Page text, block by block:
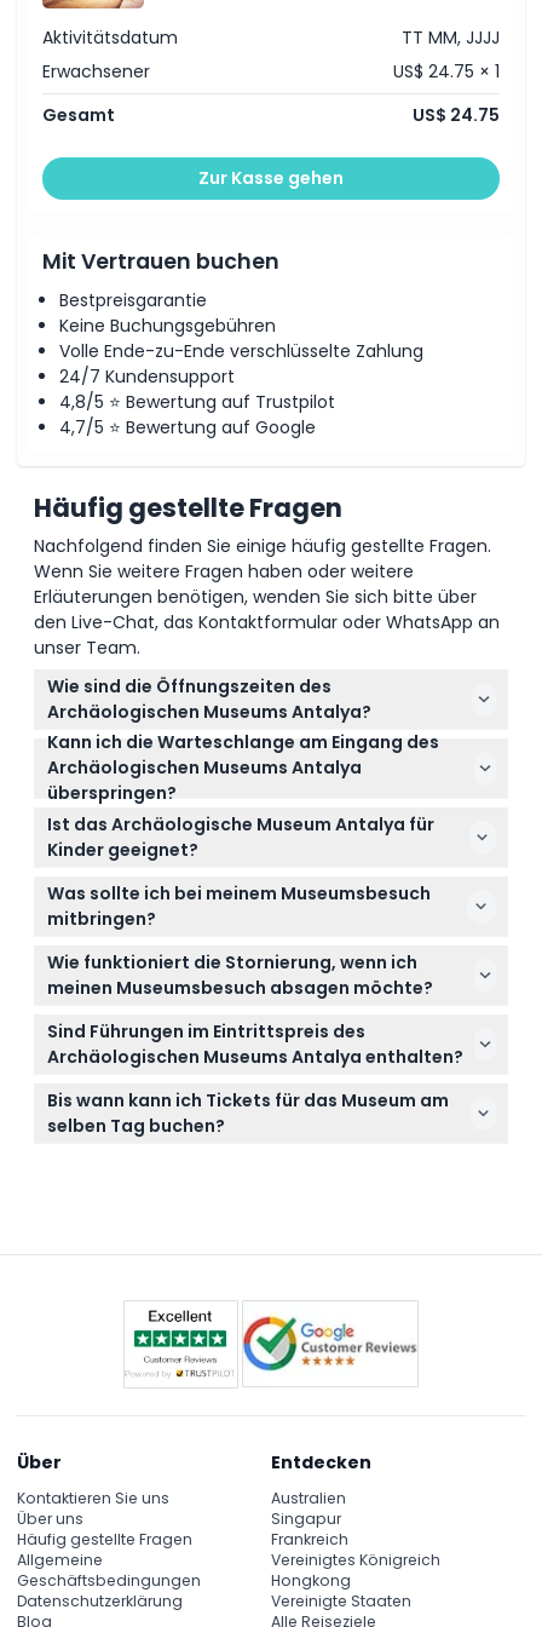
Richtlinie für Kinder und Erwachsene
Ausschlüsse
Öffnungszeiten
Ort
So lösen Sie ein
Aktivitätsdatum
TT MM, JJJJ
Erwachsener
US$ 24.75 × 1
Gesamt
US$ 24.75
Zur Kasse gehen
Mit Vertrauen buchen
Bestpreisgarantie
Keine Buchungsgebühren
Volle Ende-zu-Ende verschlüsselte Zahlung
24/7 Kundensupport
4,8/5 ⭐ Bewertung auf Trustpilot
4,7/5 ⭐ Bewertung auf Google
Häufig gestellte Fragen
Nachfolgend finden Sie einige häufig gestellte Fragen.
Wenn Sie weitere Fragen haben oder weitere
Erläuterungen benötigen, wenden Sie sich bitte über
den Live-Chat, das Kontaktformular oder WhatsApp an
unser Team.
Wie sind die Öffnungszeiten des
Archäologischen Museums Antalya?
Das Museum ist täglich vom 1. April bis 31. Oktober
von 8:30 Uhr bis 19:00 Uhr geöffnet und vom 1.
November bis 31. März von 8:30 Uhr bis 17:30 Uhr
(Änderungen vorbehalten – bitte bestätigen Sie die
Zeiten bei der Buchung).
Kann ich die Warteschlange am Eingang des
Archäologischen Museums Antalya
überspringen?
Ja, wenn Sie Ihr Eintrittsticket online auf dieser
Website buchen, erhalten Sie mit einem mobilen
oder ausgedruckten Gutschein direkten Zutritt und
können so die Warteschlange umgehen.
Ist das Archäologische Museum Antalya für
Kinder geeignet?
Kinder im Alter von 0-8 Jahren haben freien Eintritt,
während ab 9 Jahren der Erwachsenentarif gilt, was
den Besuch zu einem tollen Museumserlebnis für
Familien macht.
Was sollte ich bei meinem Museumsbesuch
mitbringen?
Für den Eintritt benötigen Sie nur Ihr mobiles oder
ausgedrucktes Ticket; bequeme Schuhe und eine
Kamera werden empfohlen, um die Ausstellungen
voll zu genießen.
Wie funktioniert die Stornierung, wenn ich
meinen Museumsbesuch absagen möchte?
Sie erhalten eine volle Rückerstattung, wenn Sie Ihre
Buchung mindestens 48 Stunden vor dem
geplanten Besuchstermin stornieren.
Sind Führungen im Eintrittspreis des
Archäologischen Museums Antalya enthalten?
Nein, Führungen oder Audioguides sind nicht im
Ticketpreis enthalten und müssen bei Bedarf
separat organisiert werden.
Bis wann kann ich Tickets für das Museum am
selben Tag buchen?
Über
Kontaktieren Sie uns
Über uns
Häufig gestellte Fragen
Allgemeine
Geschäftsbedingungen
Datenschutzerklärung
Blog
Entdecken
Australien
Singapur
Frankreich
Vereinigtes Königreich
Hongkong
Vereinigte Staaten
Alle Reiseziele